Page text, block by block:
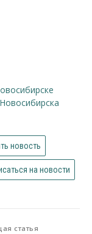
новость
на новости
статья